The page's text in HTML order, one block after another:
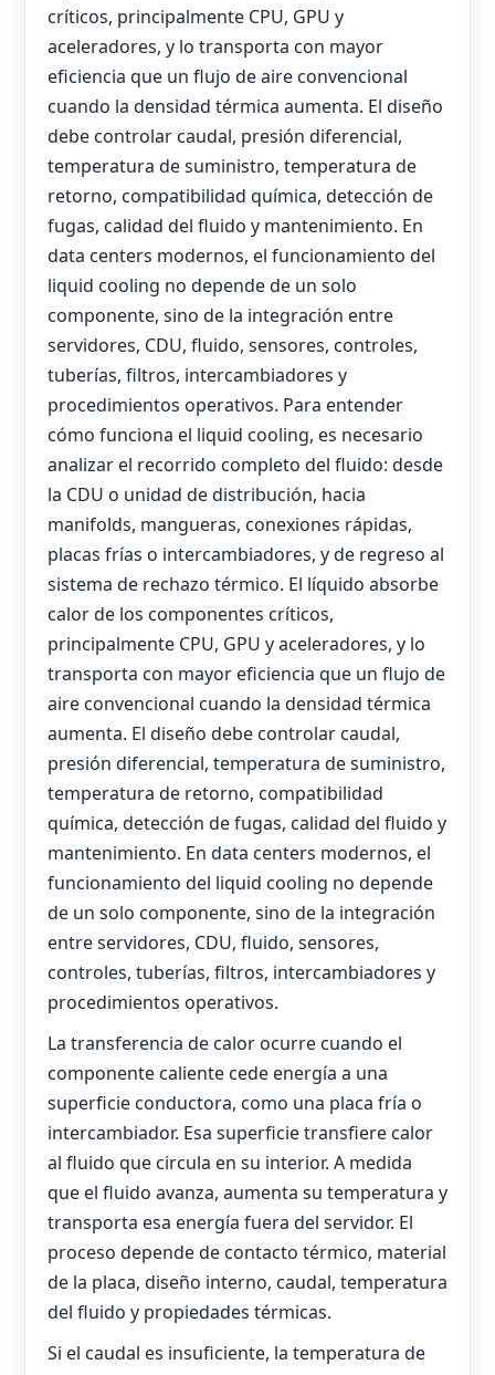
críticos, principalmente CPU, GPU y
aceleradores, y lo transporta con mayor
eficiencia que un flujo de aire convencional
cuando la densidad térmica aumenta. El diseño
debe controlar caudal, presión diferencial,
temperatura de suministro, temperatura de
retorno, compatibilidad química, detección de
fugas, calidad del fluido y mantenimiento. En
data centers modernos, el funcionamiento del
liquid cooling no depende de un solo
componente, sino de la integración entre
servidores, CDU, fluido, sensores, controles,
tuberías, filtros, intercambiadores y
procedimientos operativos. Para entender
cómo funciona el liquid cooling, es necesario
analizar el recorrido completo del fluido: desde
la CDU o unidad de distribución, hacia
manifolds, mangueras, conexiones rápidas,
placas frías o intercambiadores, y de regreso al
sistema de rechazo térmico. El líquido absorbe
calor de los componentes críticos,
principalmente CPU, GPU y aceleradores, y lo
transporta con mayor eficiencia que un flujo de
aire convencional cuando la densidad térmica
aumenta. El diseño debe controlar caudal,
presión diferencial, temperatura de suministro,
temperatura de retorno, compatibilidad
química, detección de fugas, calidad del fluido y
mantenimiento. En data centers modernos, el
funcionamiento del liquid cooling no depende
de un solo componente, sino de la integración
entre servidores, CDU, fluido, sensores,
controles, tuberías, filtros, intercambiadores y
procedimientos operativos.
La transferencia de calor ocurre cuando el
componente caliente cede energía a una
superficie conductora, como una placa fría o
intercambiador. Esa superficie transfiere calor
al fluido que circula en su interior. A medida
que el fluido avanza, aumenta su temperatura y
transporta esa energía fuera del servidor. El
proceso depende de contacto térmico, material
de la placa, diseño interno, caudal, temperatura
del fluido y propiedades térmicas.
Si el caudal es insuficiente, la temperatura de